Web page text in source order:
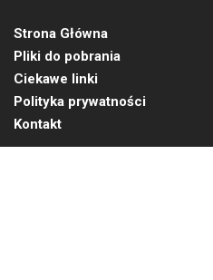
Strona Główna
Pliki do pobrania
Ciekawe linki
Polityka prywatności
Kontakt